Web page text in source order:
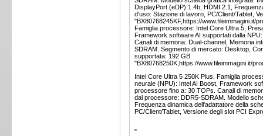
DisplayPort (eDP) 1.4b, HDMI 2.1,
d'uso: Stazione di lavoro, PC/Client/Tablet,
"BX80768245KF,https://www.fileimmagini.it/
Famiglia processore: Intel Core Ultra 5,
Framework software AI supportati dalla
Canali di memoria: Dual-channel, Memoria
SDRAM. Segmento di mercato: Desktop,
supportata: 192 GB
"BX80768250K,https://www.fileimmagini.it/
Intel Core Ultra 5 250K Plus. Famiglia
neurale (NPU): Intel AI Boost, Framework
processore fino a: 30 TOPs. Canali di
dal processore: DDR5-SDRAM. Modello
Frequenza dinamica dell'adattatore della
PC/Client/Tablet, Versione degli slot PCI
"